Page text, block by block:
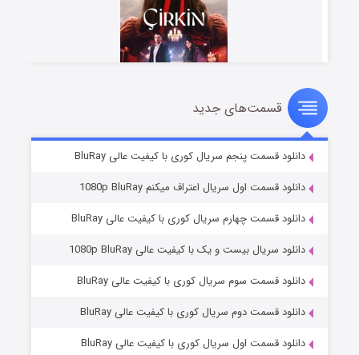
سریال زشت
قسمت۵ (زیرنویس) منتشر شد
وستی ها
قسمت۱ (زیرنویس) منتشر شد
قسمت‌های جدید
دانلود قسمت پنجم سریال کوری با کیفیت عالی BluRay
دانلود قسمت اول سریال اعتراف میکنم 1080p BluRay
دانلود قسمت چهارم سریال کوری با کیفیت عالی BluRay
دانلود سریال بیست و یک با کیفیت عالی 1080p BluRay
دانلود قسمت سوم سریال کوری با کیفیت عالی BluRay
دانلود قسمت دوم سریال کوری با کیفیت عالی BluRay
دانلود قسمت اول سریال کوری با کیفیت عالی BluRay